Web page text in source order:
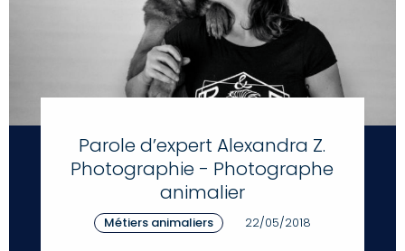
Parole d’expert Alexandra Z.
Photographie - Photographe
animalier
Métiers animaliers 22/05/2018